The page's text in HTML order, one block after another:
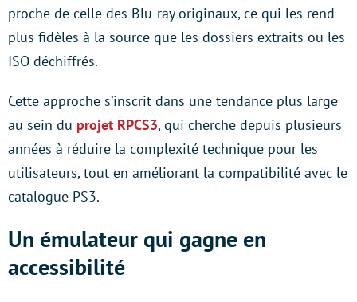
proche de celle des Blu-ray originaux, ce qui les rend
plus fidèles à la source que les dossiers extraits ou les
ISO déchiffrés.
Cette approche s’inscrit dans une tendance plus large
au sein du projet RPCS3, qui cherche depuis plusieurs
années à réduire la complexité technique pour les
utilisateurs, tout en améliorant la compatibilité avec le
catalogue PS3.
Un émulateur qui gagne en
accessibilité